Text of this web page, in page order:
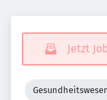
Jetzt